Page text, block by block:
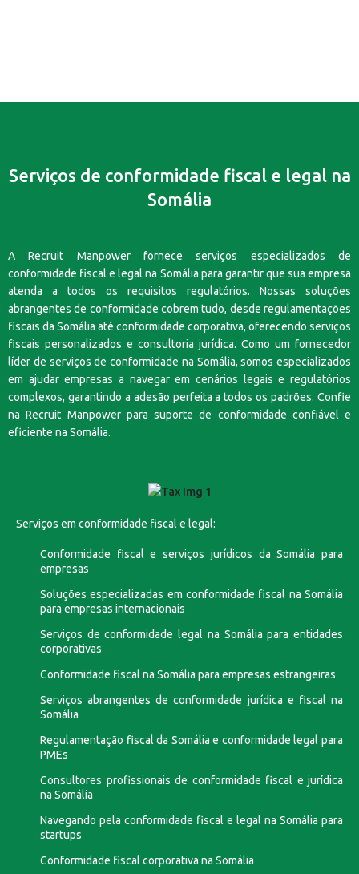
Serviços de conformidade fiscal e legal na
Somália
A Recruit Manpower fornece serviços especializados de
conformidade fiscal e legal na Somália para garantir que sua empresa
atenda a todos os requisitos regulatórios. Nossas soluções
abrangentes de conformidade cobrem tudo, desde regulamentações
fiscais da Somália até conformidade corporativa, oferecendo serviços
fiscais personalizados e consultoria jurídica. Como um fornecedor
líder de serviços de conformidade na Somália, somos especializados
em ajudar empresas a navegar em cenários legais e regulatórios
complexos, garantindo a adesão perfeita a todos os padrões. Confie
na Recruit Manpower para suporte de conformidade confiável e
eficiente na Somália.
Serviços em conformidade fiscal e legal:
Conformidade fiscal e serviços jurídicos da Somália para
empresas
Soluções especializadas em conformidade fiscal na Somália
para empresas internacionais
Serviços de conformidade legal na Somália para entidades
corporativas
Conformidade fiscal na Somália para empresas estrangeiras
Serviços abrangentes de conformidade jurídica e fiscal na
Somália
Regulamentação fiscal da Somália e conformidade legal para
PMEs
Consultores profissionais de conformidade fiscal e jurídica
na Somália
Navegando pela conformidade fiscal e legal na Somália para
startups
Conformidade fiscal corporativa na Somália